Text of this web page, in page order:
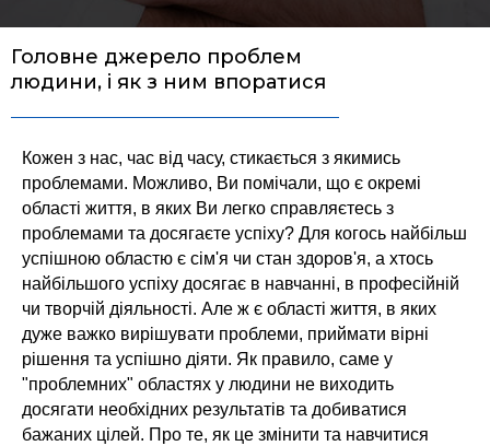
Головне джерело проблем
людини, і як з ним впоратися
Кожен з нас, час від часу, стикається з якимись
проблемами. Можливо, Ви помічали, що є окремі
області життя, в яких Ви легко справляєтесь з
проблемами та досягаєте успіху? Для когось найбільш
успішною областю є сім'я чи стан здоров'я, а хтось
найбільшого успіху досягає в навчанні, в професійній
чи творчій діяльності. Але ж є області життя, в яких
дуже важко вирішувати проблеми, приймати вірні
рішення та успішно діяти. Як правило, саме у
"проблемних" областях у людини не виходить
досягати необхідних результатів та добиватися
бажаних цілей. Про те, як це змінити та навчитися